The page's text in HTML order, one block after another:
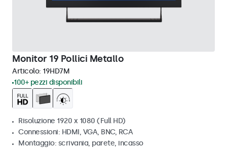
Monitor 19 Pollici Metallo
Articolo: 19HD7M
100+ pezzi disponibili
Risoluzione 1920 x 1080 (Full HD)
Connessioni: HDMI, VGA, BNC, RCA
Montaggio: scrivania, parete, incasso